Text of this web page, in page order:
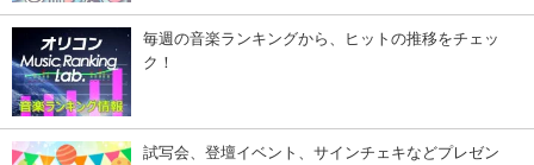
毎週の音楽ランキングから、ヒットの推移をチェッ
ク！
試写会、登壇イベント、サインチェキなどプレゼン